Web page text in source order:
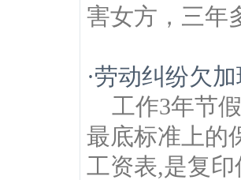
害女方，三年
·劳动纠纷欠
工作3年节
最底标准上的
工资表,是复印